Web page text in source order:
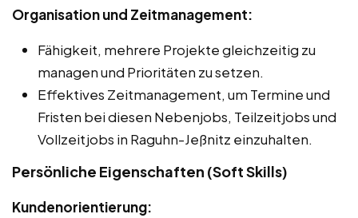
Organisation und Zeitmanagement:
Fähigkeit, mehrere Projekte gleichzeitig zu
managen und Prioritäten zu setzen.
Effektives Zeitmanagement, um Termine und
Fristen bei diesen Nebenjobs, Teilzeitjobs und
Vollzeitjobs in Raguhn-Jeßnitz einzuhalten.
Persönliche Eigenschaften (Soft Skills)
Kundenorientierung: